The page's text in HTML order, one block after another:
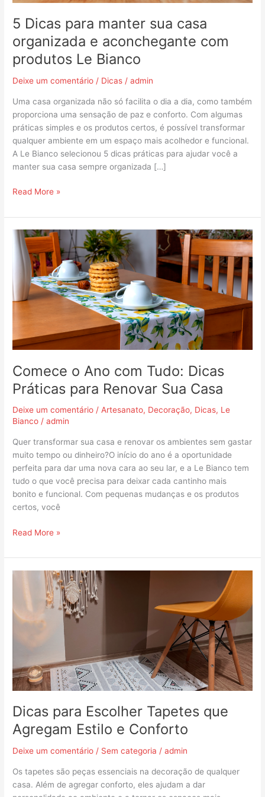
5 Dicas para manter sua casa
organizada e aconchegante com
produtos Le Bianco
Deixe um comentário / Dicas /admin
Uma casa organizada não só facilita o dia a dia, como também
proporciona uma sensação de paz e conforto. Com algumas
práticas simples e os produtos certos, é possível transformar
qualquer ambiente em um espaço mais acolhedor e funcional.
A Le Bianco selecionou 5 dicas práticas para ajudar você a
manter sua casa sempre organizada […]
com
produtos
Le
Bianco
Read More »
Comece o Ano com Tudo: Dicas
Práticas para Renovar Sua Casa
Deixe um comentário /Artesanato, Decoração, Dicas, Le
Bianco /admin
Quer transformar sua casa e renovar os ambientes sem gastar
muito tempo ou dinheiro?O início do ano é a oportunidade
perfeita para dar uma nova cara ao seu lar, e a Le Bianco tem
tudo o que você precisa para deixar cada cantinho mais
bonito e funcional. Com pequenas mudanças e os produtos
certos, você
Comece
Ano
Tudo:
Dicas
Renovar
Sua
Casa
Read More »
Dicas para Escolher Tapetes que
Agregam Estilo e Conforto
Deixe um comentário / Sem categoria /admin
Os tapetes são peças essenciais na decoração de qualquer
casa. Além de agregar conforto, eles ajudam a dar
Dicas
Tapetes
e
Conforto